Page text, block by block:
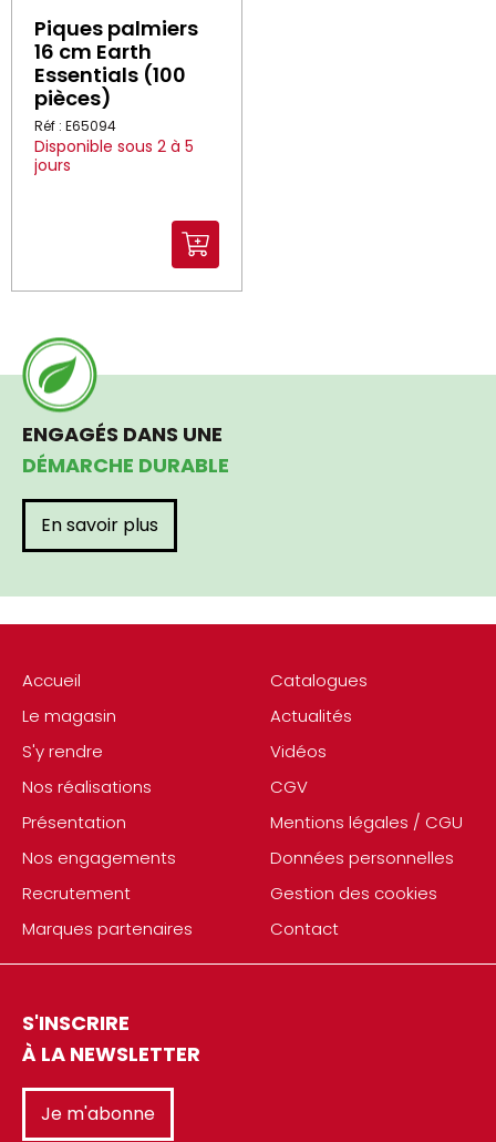
Piques palmiers
16 cm Earth
Essentials (100
pièces)
Réf : E65094
Disponible sous 2 à 5
jours
Accueil
Le magasin
S'y rendre
Nos réalisations
Présentation
Nos engagements
Recrutement
Marques partenaires
Catalogues
Actualités
Vidéos
CGV
Mentions légales / CGU
Données personnelles
Gestion des cookies
Contact
S'INSCRIRE
À LA NEWSLETTER
Je m'abonne
ENGAGÉS DANS UNE
DÉMARCHE DURABLE
En savoir plus